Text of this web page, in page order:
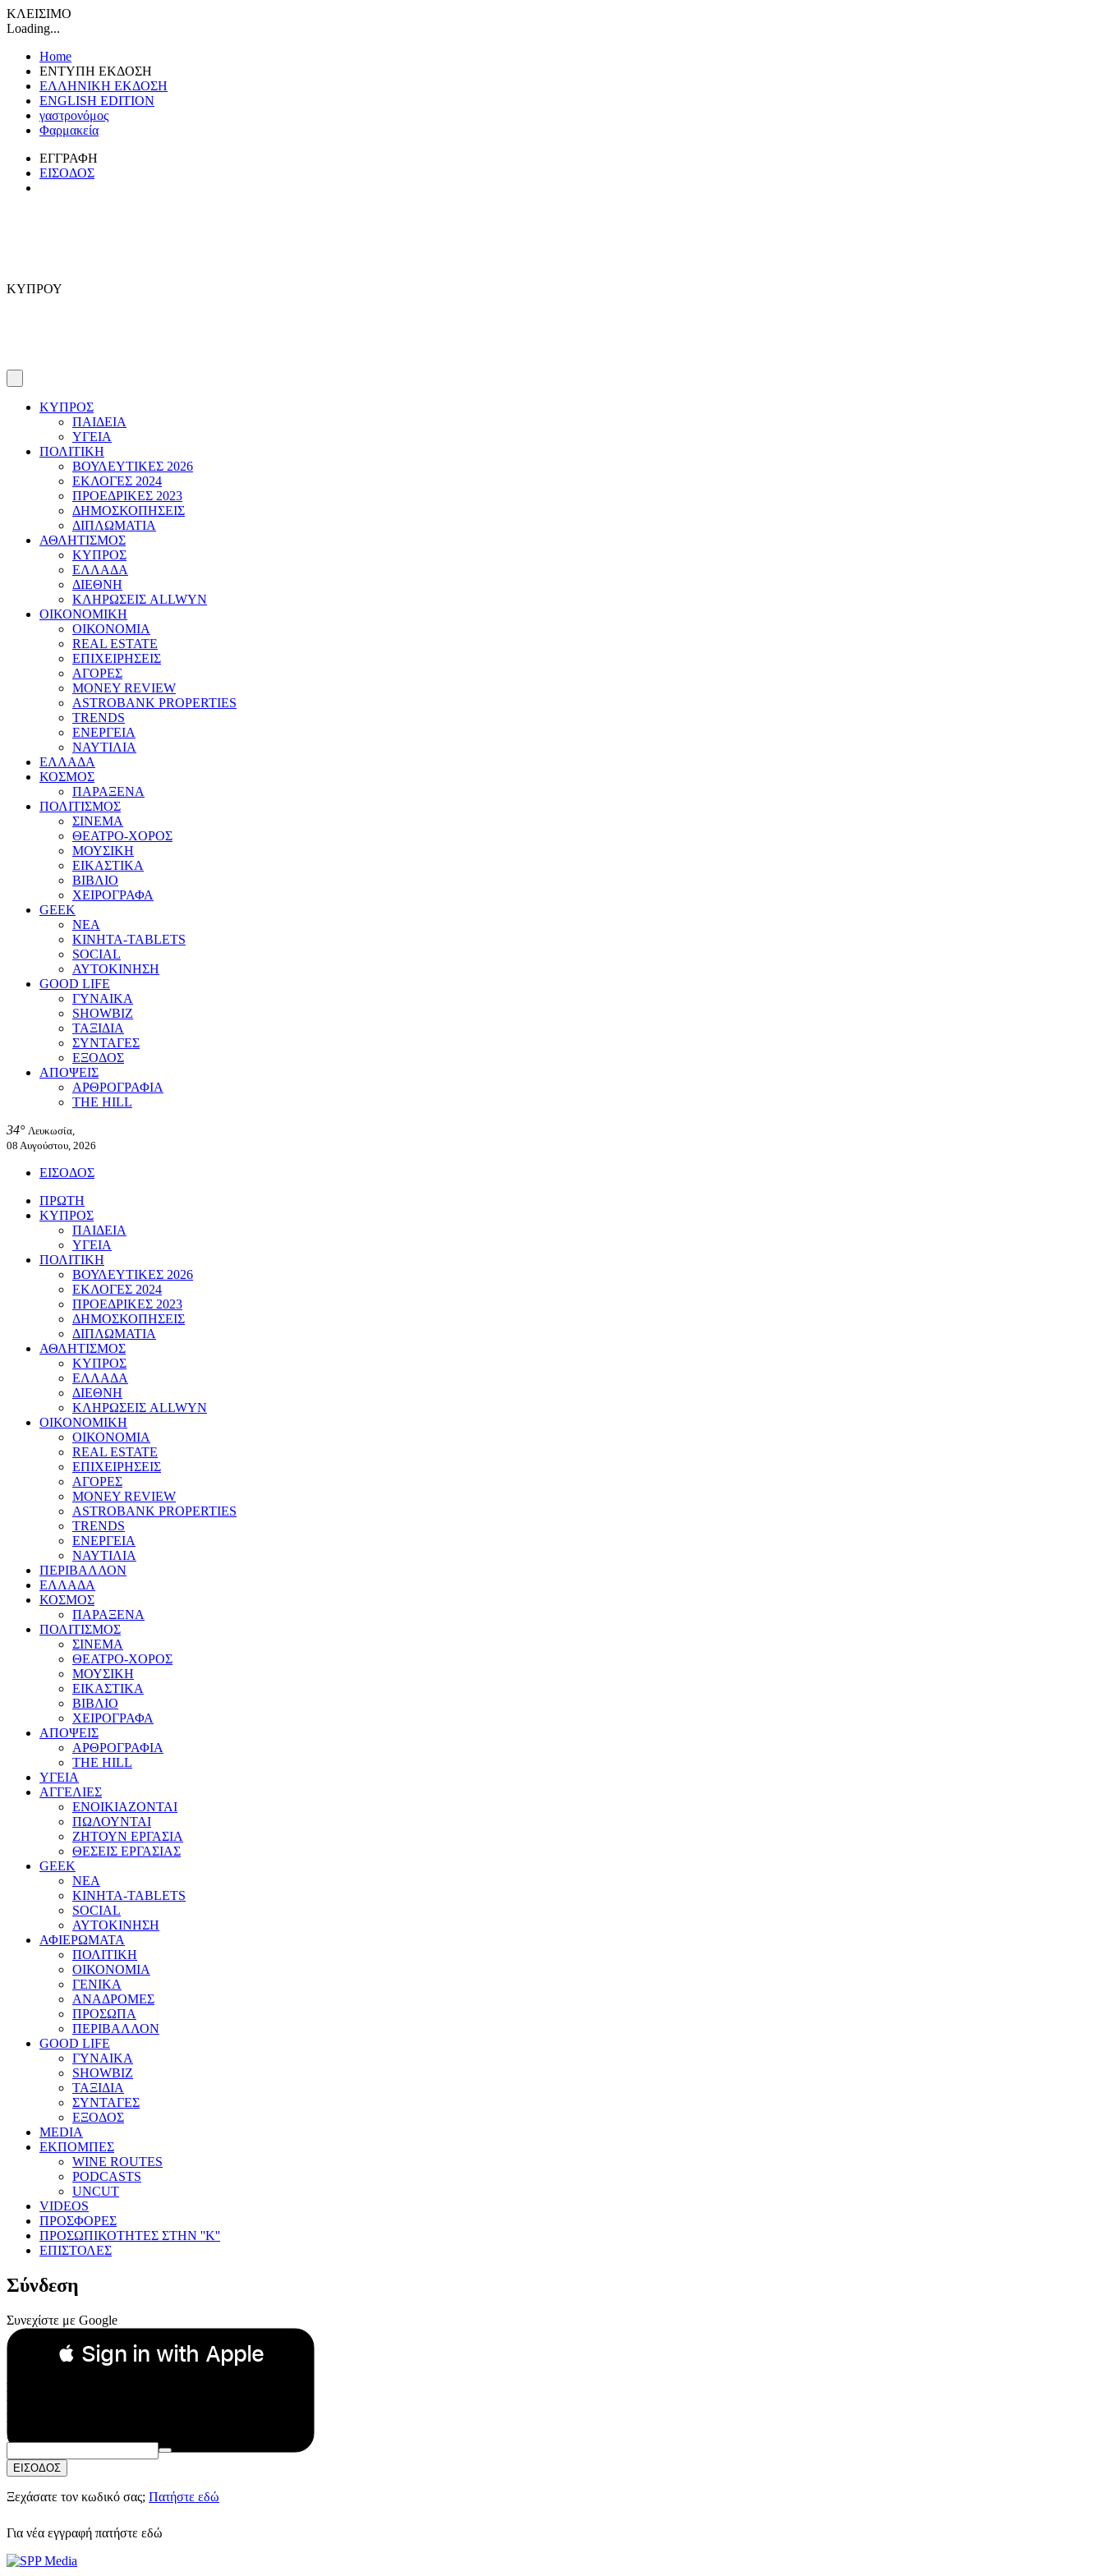
ΚΛΕΙΣΙΜΟ
Loading...
Home
ΕΝΤΥΠΗ ΕΚΔΟΣΗ
ΕΛΛΗΝΙΚΗ ΕΚΔΟΣΗ
ENGLISH EDITION
γαστρονόμος
Φαρμακεία
ΕΓΓΡΑΦΗ
ΕΙΣΟΔΟΣ
ΚΥΠΡΟΥ
ΚΥΠΡΟΣ
ΠΑΙΔΕΙΑ
ΥΓΕΙΑ
ΠΟΛΙΤΙΚΗ
ΒΟΥΛΕΥΤΙΚΕΣ 2026
ΕΚΛΟΓΕΣ 2024
ΠΡΟΕΔΡΙΚΕΣ 2023
ΔΗΜΟΣΚΟΠΗΣΕΙΣ
ΔΙΠΛΩΜΑΤΙΑ
ΑΘΛΗΤΙΣΜΟΣ
ΚΥΠΡΟΣ
ΕΛΛΑΔΑ
ΔΙΕΘΝΗ
ΚΛΗΡΩΣΕΙΣ ALLWYN
ΟΙΚΟΝΟΜΙΚΗ
ΟΙΚΟΝΟΜΙΑ
REAL ESTATE
ΕΠΙΧΕΙΡΗΣΕΙΣ
ΑΓΟΡΕΣ
MONEY REVIEW
ASTROBANK PROPERTIES
TRENDS
ΕΝΕΡΓΕΙΑ
ΝΑΥΤΙΛΙΑ
ΕΛΛΑΔΑ
ΚΟΣΜΟΣ
ΠΑΡΑΞΕΝΑ
ΠΟΛΙΤΙΣΜΟΣ
ΣΙΝΕΜΑ
ΘΕΑΤΡΟ-ΧΟΡΟΣ
ΜΟΥΣΙΚΗ
ΕΙΚΑΣΤΙΚΑ
ΒΙΒΛΙΟ
ΧΕΙΡΟΓΡΑΦΑ
GEEK
ΝΕΑ
ΚΙΝΗΤΑ-TABLETS
SOCIAL
ΑΥΤΟΚΙΝΗΣΗ
GOOD LIFE
ΓΥΝΑΙΚΑ
SHOWBIZ
ΤΑΞΙΔΙΑ
ΣΥΝΤΑΓΕΣ
ΕΞΟΔΟΣ
ΑΠΟΨΕΙΣ
ΑΡΘΡΟΓΡΑΦΙΑ
THE HILL
34° Λευκωσία,
08 Αυγούστου, 2026
ΕΙΣΟΔΟΣ
ΠΡΩΤΗ
ΚΥΠΡΟΣ
ΠΑΙΔΕΙΑ
ΥΓΕΙΑ
ΠΟΛΙΤΙΚΗ
ΒΟΥΛΕΥΤΙΚΕΣ 2026
ΕΚΛΟΓΕΣ 2024
ΠΡΟΕΔΡΙΚΕΣ 2023
ΔΗΜΟΣΚΟΠΗΣΕΙΣ
ΔΙΠΛΩΜΑΤΙΑ
ΑΘΛΗΤΙΣΜΟΣ
ΚΥΠΡΟΣ
ΕΛΛΑΔΑ
ΔΙΕΘΝΗ
ΚΛΗΡΩΣΕΙΣ ALLWYN
ΟΙΚΟΝΟΜΙΚΗ
ΟΙΚΟΝΟΜΙΑ
REAL ESTATE
ΕΠΙΧΕΙΡΗΣΕΙΣ
ΑΓΟΡΕΣ
MONEY REVIEW
ASTROBANK PROPERTIES
TRENDS
ΕΝΕΡΓΕΙΑ
ΝΑΥΤΙΛΙΑ
ΠΕΡΙΒΑΛΛΟΝ
ΕΛΛΑΔΑ
ΚΟΣΜΟΣ
ΠΑΡΑΞΕΝΑ
ΠΟΛΙΤΙΣΜΟΣ
ΣΙΝΕΜΑ
ΘΕΑΤΡΟ-ΧΟΡΟΣ
ΜΟΥΣΙΚΗ
ΕΙΚΑΣΤΙΚΑ
ΒΙΒΛΙΟ
ΧΕΙΡΟΓΡΑΦΑ
ΑΠΟΨΕΙΣ
ΑΡΘΡΟΓΡΑΦΙΑ
THE HILL
ΥΓΕΙΑ
ΑΓΓΕΛΙΕΣ
ΕΝΟΙΚΙΑΖΟΝΤΑΙ
ΠΩΛΟΥΝΤΑΙ
ΖΗΤΟΥΝ ΕΡΓΑΣΙΑ
ΘΕΣΕΙΣ ΕΡΓΑΣΙΑΣ
GEEK
ΝΕΑ
ΚΙΝΗΤΑ-TABLETS
SOCIAL
ΑΥΤΟΚΙΝΗΣΗ
ΑΦΙΕΡΩΜΑΤΑ
ΠΟΛΙΤΙΚΗ
ΟΙΚΟΝΟΜΙΑ
ΓΕΝΙΚΑ
ΑΝΑΔΡΟΜΕΣ
ΠΡΟΣΩΠΑ
ΠΕΡΙΒΑΛΛΟΝ
GOOD LIFE
ΓΥΝΑΙΚΑ
SHOWBIZ
ΤΑΞΙΔΙΑ
ΣΥΝΤΑΓΕΣ
ΕΞΟΔΟΣ
MEDIA
ΕΚΠΟΜΠΕΣ
WINE ROUTES
PODCASTS
UNCUT
VIDEOS
ΠΡΟΣΦΟΡΕΣ
ΠΡΟΣΩΠΙΚΟΤΗΤΕΣ ΣΤΗΝ ''Κ''
ΕΠΙΣΤΟΛΕΣ
Σύνδεση
Συνεχίστε με Google
 Sign in with Apple
Συνεχίστε με Apple
ή
Email:
Κωδικός Πρόσβασης:
ΕΙΣΟΔΟΣ
Ξεχάσατε τον κωδικό σας; Πατήστε εδώ
Για νέα εγγραφή πατήστε εδώ